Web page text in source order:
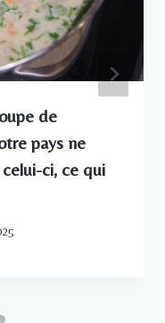
de
pays ne
ci, ce qui